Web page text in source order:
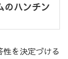
のハンチン
を決定づける